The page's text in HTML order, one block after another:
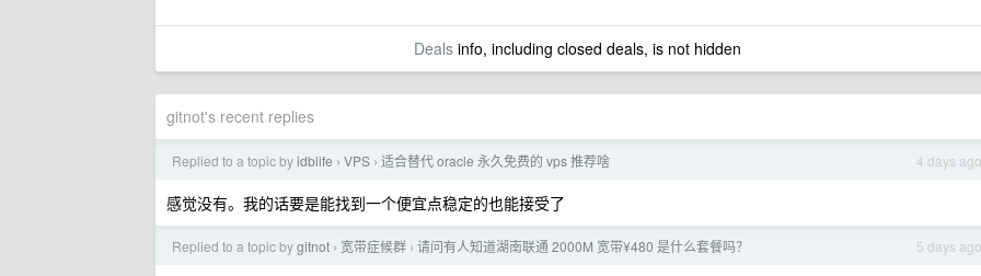
Dealsinfo, including closed deals, is not hidden
gitnot's recent replies
4 days ago
Replied to a topic byidblife › VPS › 适合替代 oracle 永久免费的 vps 推荐啥
感觉没有。我的话要是能找到一个便宜点稳定的也能接受了
5 days ago
Replied to a topic bygitnot › 宽带症候群 › 请问有人知道湖南联通 2000M 宽带¥480 是什么套餐吗？